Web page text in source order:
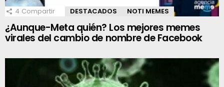
4 Compartir DESTACADOS NOTI MEMES
¿Aunque-Meta quién? Los mejores memes
virales del cambio de nombre de Facebook